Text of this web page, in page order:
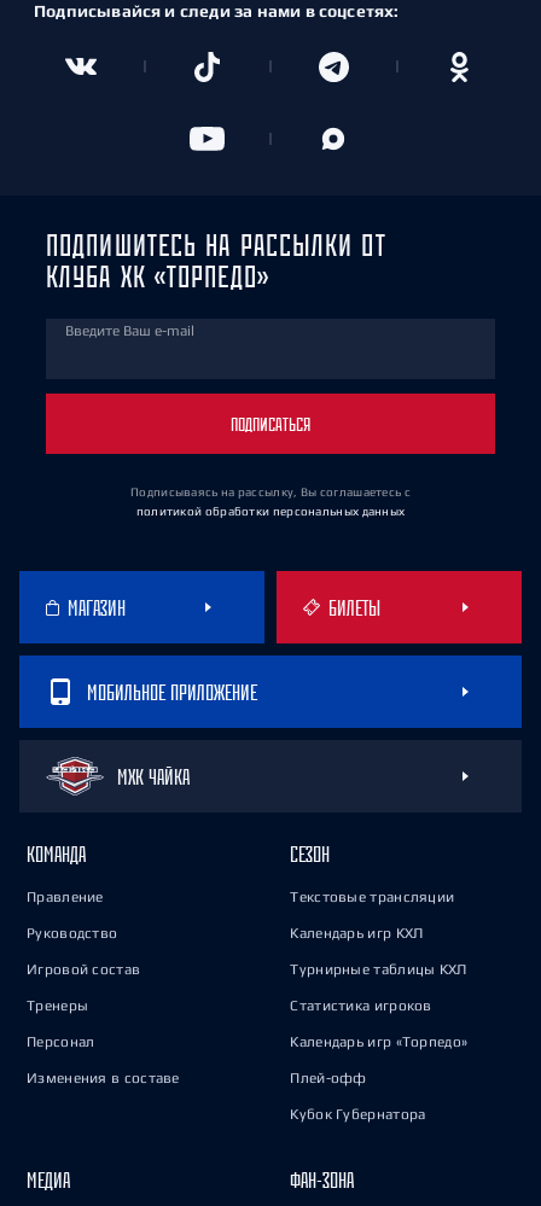
Подписывайся и следи за нами в соцсетях:
ПОДПИШИТЕСЬ НА РАССЫЛКИ ОТ
КЛУБА ХК «ТОРПЕДО»
Введите Ваш e-mail
ПОДПИСАТЬСЯ
Подписываясь на рассылку, Вы соглашаетесь с
политикой обработки персональных данных
МАГАЗИН БИЛЕТЫ
МОБИЛЬНОЕ ПРИЛОЖЕНИЕ
МХК ЧАЙКА
КОМАНДА
Правление
Руководство
Игровой состав
Тренеры
Персонал
Изменения в составе
СЕЗОН
Текстовые трансляции
Календарь игр КХЛ
Турнирные таблицы КХЛ
Статистика игроков
Календарь игр «Торпедо»
Плей-офф
Кубок Губернатора
МЕДИА ФАН-ЗОНА